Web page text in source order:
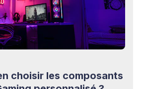
choisir les composants